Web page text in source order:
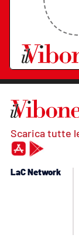
Scarica tutte
LaC Network